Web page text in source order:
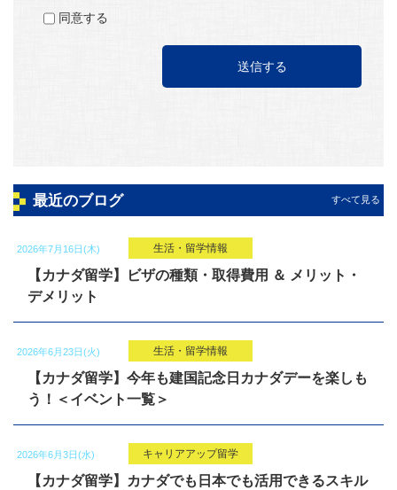
同意する
最近のブログ
2026年7月16日(木) 生活・留学情報
【カナダ留学】ビザの種類・取得費用 ＆ メリット・
デメリット
2026年6月23日(火) 生活・留学情報
【カナダ留学】今年も建国記念日カナダデーを楽しも
う！＜イベント一覧＞
2026年6月3日(水) キャリアアップ留学
【カナダ留学】カナダでも日本でも活用できるスキル
すべて見る